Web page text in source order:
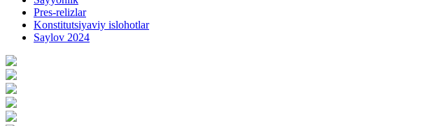
Pres-relizlar
Konstitutsiyaviy islohotlar
Saylov 2024